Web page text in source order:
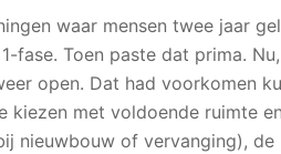
waar mensen twee jaar
fase. Toen paste dat prima.
open. Dat had voorkomen
kiezen met voldoende ruimte
nieuwbouw of vervanging),